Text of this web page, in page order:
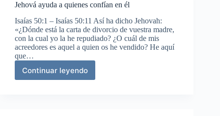
Jehová ayuda a quienes confían en él
Isaías 50:1 – Isaías 50:11 Así ha dicho Jehovah:
«¿Dónde está la carta de divorcio de vuestra madre,
con la cual yo la he repudiado? ¿O cuál de mis
acreedores es aquel a quien os he vendido? He aquí
que…
Continuar leyendo
Jehová